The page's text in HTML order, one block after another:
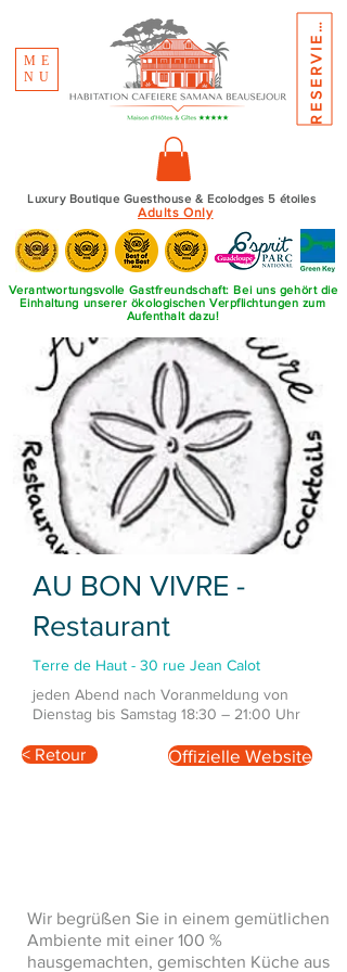
ME
NU
Luxury Boutique Guesthouse & Ecolodges 5 étoiles
Adults Only
R
E
S
E
R
V
I
E
R
E
N
Verantwortungsvolle Gastfreundschaft: Bei uns gehört die
Einhaltung unserer ökologischen Verpflichtungen zum
Aufenthalt dazu!
AU BON VIVRE -
Restaurant
Terre de Haut - 30 rue Jean Calot
jeden Abend nach Voranmeldung von
Dienstag bis Samstag 18:30 – 21:00 Uhr
< Retour Offizielle Website
Wir begrüßen Sie in einem gemütlichen
Ambiente mit einer 100 %
hausgemachten, gemischten Küche aus